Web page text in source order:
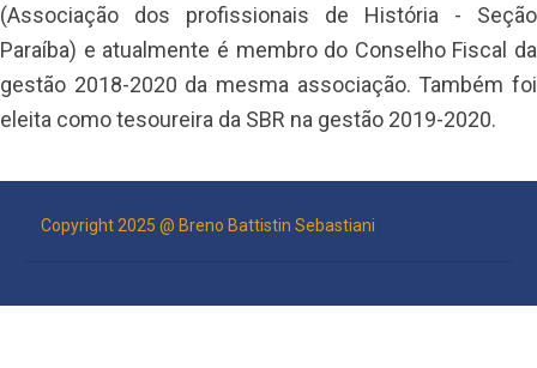
(Associação dos profissionais de História - Seção
Paraíba) e atualmente é membro do Conselho Fiscal da
gestão 2018-2020 da mesma associação. Também foi
eleita como tesoureira da SBR na gestão 2019-2020.
RODAPÉ
Copyright 2025 @ Breno Battistin Sebastiani